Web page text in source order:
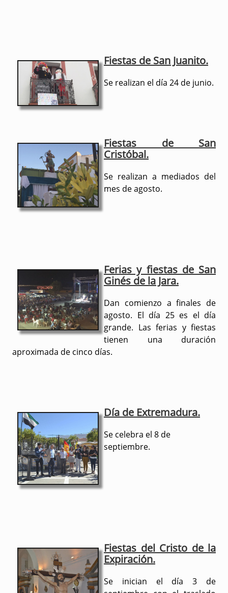
Fiestas de San Juanito.
Se realizan el día 24 de junio.
Fiestas de San
Cristóbal.
Se realizan a mediados del
mes de agosto.
Ferias y fiestas de San
Ginés de la Jara.
Dan comienzo a finales de
agosto. El día 25 es el día
grande. Las ferias y fiestas
tienen una duración
aproximada de cinco días.
Día de Extremadura.
Se celebra el 8 de
septiembre.
Fiestas del Cristo de la
Expiración.
Se inician el día 3 de